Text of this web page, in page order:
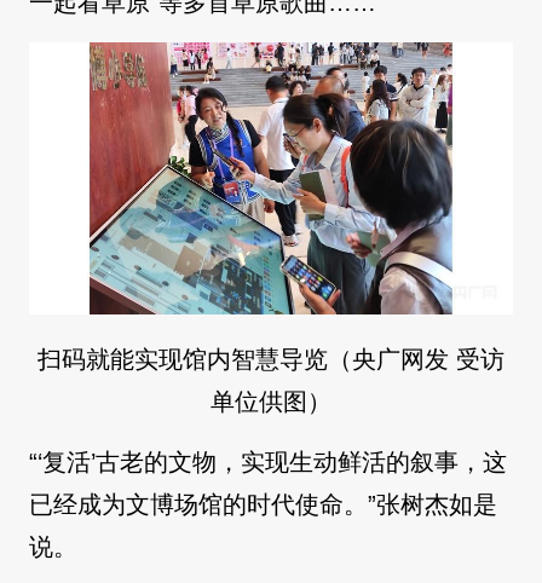
扫码就能实现馆内智慧导览（央广网发 受访
单位供图）
“‘复活’古老的文物，实现生动鲜活的叙事，这
已经成为文博场馆的时代使命。”张树杰如是
说。